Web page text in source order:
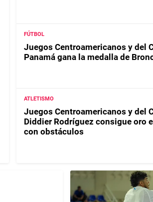
FÚTBOL
Juegos Centroamericanos y del
Panamá gana la medalla de
ATLETISMO
Juegos Centroamericanos y del
Diddier Rodríguez consigue oro
con obstáculos